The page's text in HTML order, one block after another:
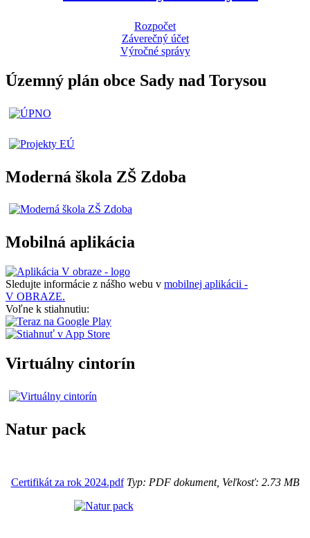
Rozpočet
Záverečný účet
Výročné správy
Územný plán obce Sady nad Torysou
Moderná škola ZŠ Zdoba
Mobilná aplikácia
Sledujte informácie z nášho webu v mobilnej aplikácii -
V OBRAZE.
Voľne k stiahnutiu:
Virtuálny cintorín
Natur pack
Certifikát za rok 2024.pdfTyp: PDF dokument, Veľkosť: 2.73 MB